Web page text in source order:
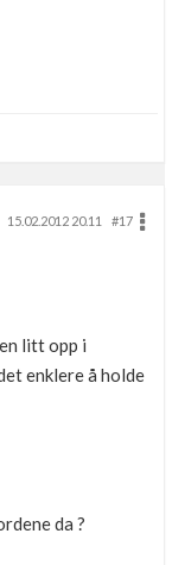
15.02.2012 20.11
#17
litt opp i
enklere å holde
da ?